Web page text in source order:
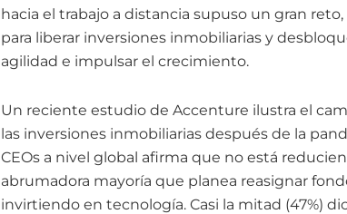
hacia el trabajo a distancia supuso un gran
para liberar inversiones inmobiliarias y
agilidad e impulsar el crecimiento.
Un reciente estudio de Accenture ilustra el
las inversiones inmobiliarias después de la
CEOs a nivel global afirma que no está
abrumadora mayoría que planea reasignar
invirtiendo en tecnología. Casi la mitad (47%)